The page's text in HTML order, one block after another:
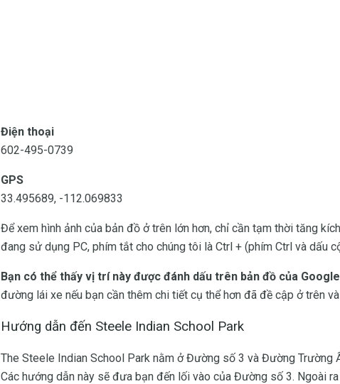
Điện thoại
602-495-0739
GPS
33.495689, -112.069833
Để xem hình ảnh của bản đồ ở trên lớn hơn, chỉ cần tạm thời tăng
đang sử dụng PC, phím tắt cho chúng tôi là Ctrl + (phím Ctrl và dấu
Bạn có thể thấy vị trí này được đánh dấu trên bản đồ của
đường lái xe nếu bạn cần thêm chi tiết cụ thể hơn đã đề cập ở trên
Hướng dẫn đến Steele Indian School Park
The Steele Indian School Park nằm ở Đường số 3 và Đường Trường
Các hướng dẫn này sẽ đưa bạn đến lối vào của Đường số 3. Ngoài